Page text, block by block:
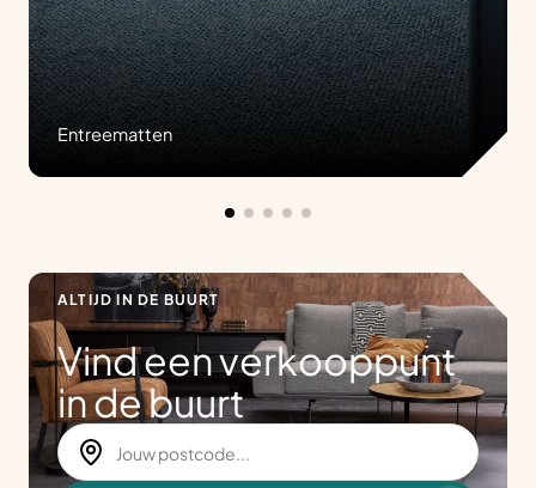
Entreematten
ALTIJD IN DE BUURT
Vind een verkooppunt
in de buurt